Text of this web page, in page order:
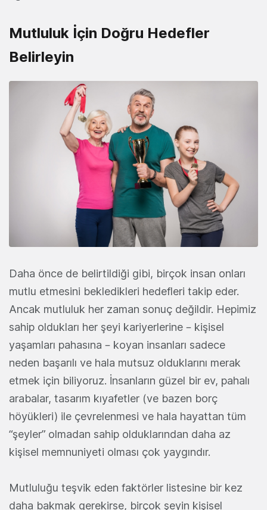
Mutluluk İçin Doğru Hedefler
Belirleyin
Daha önce de belirtildiği gibi, birçok insan onları
mutlu etmesini bekledikleri hedefleri takip eder.
Ancak mutluluk her zaman sonuç değildir. Hepimiz
sahip oldukları her şeyi kariyerlerine – kişisel
yaşamları pahasına – koyan insanları sadece
neden başarılı ve hala mutsuz olduklarını merak
etmek için biliyoruz. İnsanların güzel bir ev, pahalı
arabalar, tasarım kıyafetler (ve bazen borç
höyükleri) ile çevrelenmesi ve hala hayattan tüm
“şeyler” olmadan sahip olduklarından daha az
kişisel memnuniyeti olması çok yaygındır.
Mutluluğu teşvik eden faktörler listesine bir kez
daha bakmak gerekirse, birçok şeyin kişisel